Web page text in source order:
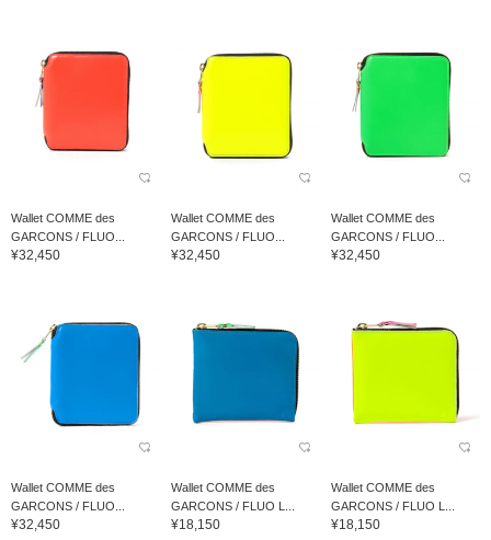
Wallet COMME des
GARCONS / FLUO...
¥32,450
Wallet COMME des
GARCONS / FLUO...
¥32,450
Wallet COMME des
GARCONS / FLUO...
¥32,450
Wallet COMME des
GARCONS / FLUO...
¥32,450
Wallet COMME des
GARCONS / FLUO L...
¥18,150
Wallet COMME des
GARCONS / FLUO L...
¥18,150